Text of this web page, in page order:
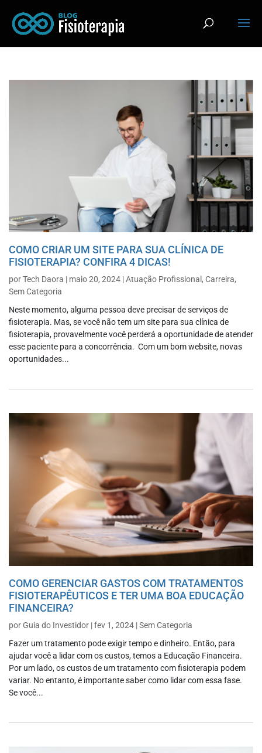
COMO CRIAR UM SITE PARA SUA CLÍNICA DE
FISIOTERAPIA? CONFIRA 4 DICAS!
porTech Daora | maio 20, 2024 |Atuação Profissional , Carreira,
Sem Categoria
Neste momento, alguma pessoa deve precisar de serviços de
fisioterapia. Mas, se você não tem um site para sua clínica de
fisioterapia, provavelmente você perderá a oportunidade de atender
esse paciente para a concorrência. Com um bom website, novas
oportunidades...
COMO GERENCIAR GASTOS COM TRATAMENTOS
FISIOTERAPÊUTICOS E TER UMA BOA EDUCAÇÃO
FINANCEIRA?
porGuia do Investidor |fev 1, 2024 |Sem Categoria
Fazer um tratamento pode exigir tempo e dinheiro. Então, para
ajudar você a lidar com os custos, temos a Educação Financeira.
Por um lado, os custos de um tratamento com fisioterapia podem
variar. No entanto, é importante saber como lidar com essa fase.
Se você...